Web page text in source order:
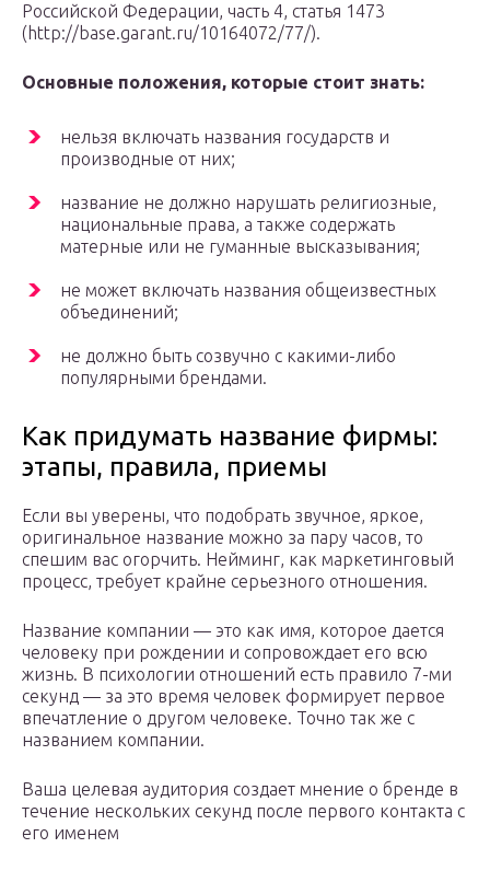
Российской Федерации, часть 4, статья 1473
(http://base.garant.ru/10164072/77/).
Основные положения, которые стоит знать:
нельзя включать названия государств и
производные от них;
название не должно нарушать религиозные,
национальные права, а также содержать
матерные или не гуманные высказывания;
не может включать названия общеизвестных
объединений;
не должно быть созвучно с какими-либо
популярными брендами.
Как придумать название фирмы:
этапы, правила, приемы
Если вы уверены, что подобрать звучное, яркое,
оригинальное название можно за пару часов, то
спешим вас огорчить. Нейминг, как маркетинговый
процесс, требует крайне серьезного отношения.
Название компании — это как имя, которое дается
человеку при рождении и сопровождает его всю
жизнь. В психологии отношений есть правило 7-ми
секунд — за это время человек формирует первое
впечатление о другом человеке. Точно так же с
названием компании.
Ваша целевая аудитория создает мнение о бренде в
течение нескольких секунд после первого контакта с
его именем